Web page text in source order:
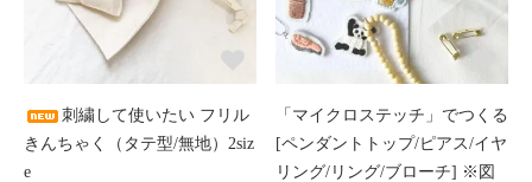
刺繍して使いたい フリル
きんちゃく（タテ型/無地）2siz
e
「マイクロステッチ」でつくる
[ペンダントトップ/ピアス/イヤ
リング/リング/ブローチ] ※図